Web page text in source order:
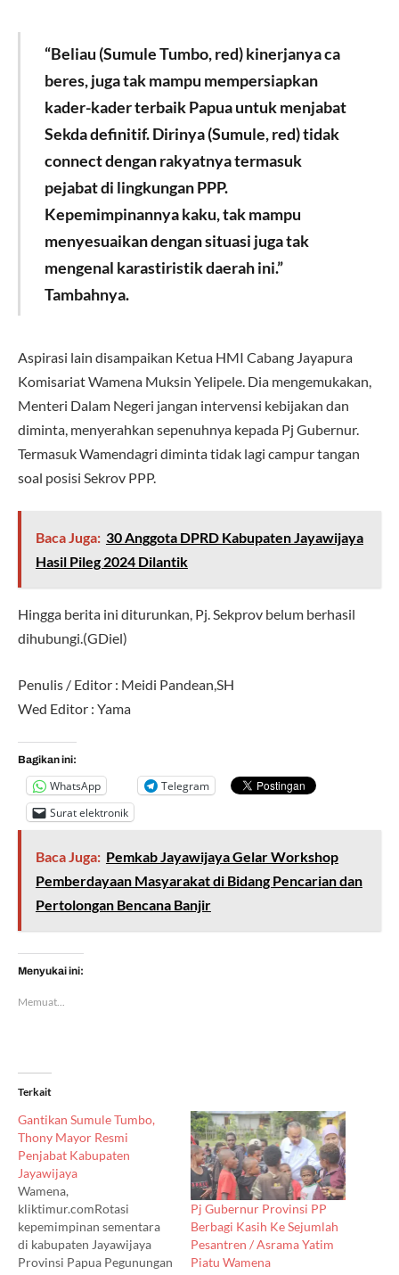
“Beliau (Sumule Tumbo, red) kinerjanya ca
beres, juga tak mampu mempersiapkan
kader-kader terbaik Papua untuk menjabat
Sekda definitif. Dirinya (Sumule, red) tidak
connect dengan rakyatnya termasuk
pejabat di lingkungan PPP.
Kepemimpinannya kaku, tak mampu
menyesuaikan dengan situasi juga tak
mengenal karastiristik daerah ini.”
Tambahnya.
Aspirasi lain disampaikan Ketua HMI Cabang Jayapura
Komisariat Wamena Muksin Yelipele. Dia mengemukakan,
Menteri Dalam Negeri jangan intervensi kebijakan dan
diminta, menyerahkan sepenuhnya kepada Pj Gubernur.
Termasuk Wamendagri diminta tidak lagi campur tangan
soal posisi Sekrov PPP.
Baca Juga: 30 Anggota DPRD Kabupaten Jayawijaya
Hasil Pileg 2024 Dilantik
Hingga berita ini diturunkan, Pj. Sekprov belum berhasil
dihubungi.(GDiel)
Penulis / Editor : Meidi Pandean,SH
Wed Editor : Yama
Bagikan ini:
WhatsApp
Telegram
Surat elektronik
Baca Juga: Pemkab Jayawijaya Gelar Workshop
Pemberdayaan Masyarakat di Bidang Pencarian dan
Pertolongan Bencana Banjir
Menyukai ini:
Memuat...
Terkait
Gantikan Sumule Tumbo,
Thony Mayor Resmi
Penjabat Kabupaten
Jayawijaya
Wamena,
kliktimur.comRotasi
kepemimpinan sementara
di kabupaten Jayawijaya
Provinsi Papua Pegunungan
Pj Gubernur Provinsi PP
Berbagi Kasih Ke Sejumlah
Pesantren / Asrama Yatim
Piatu Wamena